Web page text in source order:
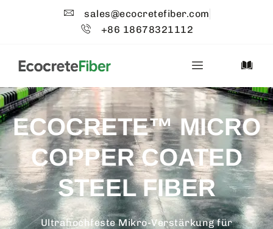
sales@ecocretefiber.com
+86 18678321112
ECOCRETE™ MICRO
COPPER COATED
STEEL FIBER
Ultrahochfeste Mikro-Verstärkung für